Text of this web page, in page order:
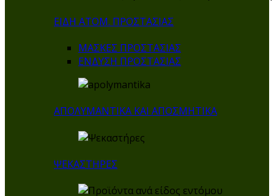
ΕΙΔΗ ΑΤΟΜ. ΠΡΟΣΤΑΣΙΑΣ
ΜΑΣΚΕΣ ΠΡΟΣΤΑΣΙΑΣ
ΕΝΔΥΣΗ ΠΡΟΣΤΑΣΙΑΣ
ΑΠΟΛΥΜΑΝΤΙΚΑ ΚΑΙ ΑΠΟΣΜΗΤΙΚΑ
ΨΕΚΑΣΤΗΡΕΣ